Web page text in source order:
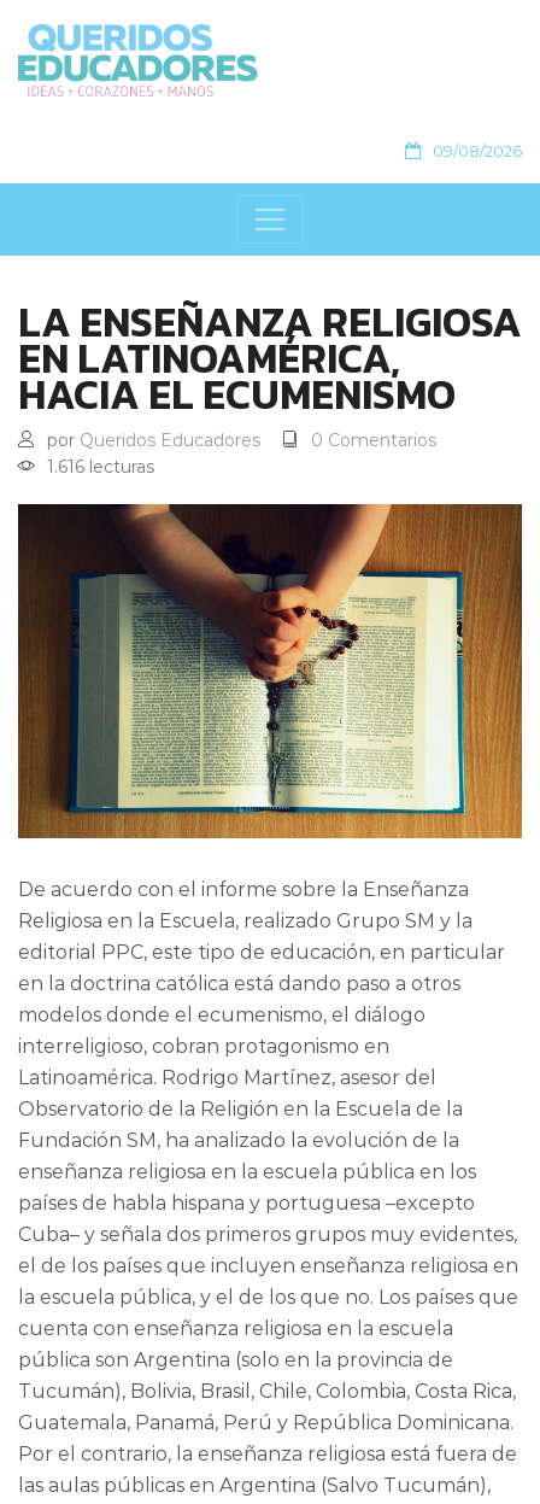
09/08/2026
LA ENSEÑANZA RELIGIOSA
EN LATINOAMÉRICA,
HACIA EL ECUMENISMO
por Queridos Educadores
0 Comentarios
1.616 lecturas
De acuerdo con el informe sobre la Enseñanza
Religiosa en la Escuela, realizado Grupo SM y la
editorial PPC, este tipo de educación, en particular
en la doctrina católica está dando paso a otros
modelos donde el ecumenismo, el diálogo
interreligioso, cobran protagonismo en
Latinoamérica. Rodrigo Martínez, asesor del
Observatorio de la Religión en la Escuela de la
Fundación SM, ha analizado la evolución de la
enseñanza religiosa en la escuela pública en los
países de habla hispana y portuguesa –excepto
Cuba– y señala dos primeros grupos muy evidentes,
el de los países que incluyen enseñanza religiosa en
la escuela pública, y el de los que no. Los países que
cuenta con enseñanza religiosa en la escuela
pública son Argentina (solo en la provincia de
Tucumán), Bolivia, Brasil, Chile, Colombia, Costa Rica,
Guatemala, Panamá, Perú y República Dominicana.
Por el contrario, la enseñanza religiosa está fuera de
las aulas públicas en Argentina (Salvo Tucumán),